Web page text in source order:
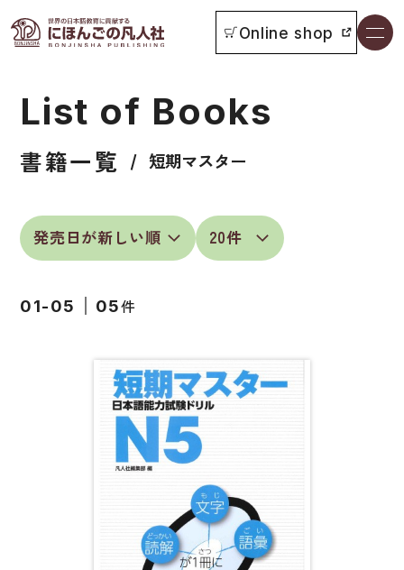
書籍一覧
お知らせ
イベント
教科書採用について
書籍の内容について
著作権について
原稿・企画の持ち込みについて
その他の質問
Online shop
本をさがす
日本語学習者用教科書
総合教科書
短期滞在者向け
留学生向け専門分野
List of Books
書籍一覧 短期マスター
01-05 05件